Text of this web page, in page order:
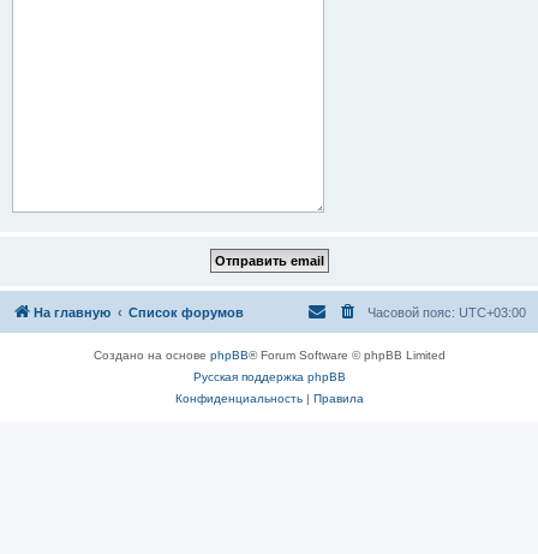
На главную Список форумов Часовой пояс: UTC+03:00
Создано на основе phpBB® Forum Software © phpBB Limited
Русская поддержка phpBB
Конфиденциальность| Правила